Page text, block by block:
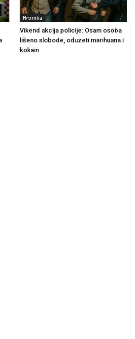
Hronika
Vikend akcija policije: Osam osoba
lišeno slobode, oduzeti marihuana i
kokain